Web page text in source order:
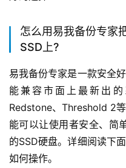
怎么用易我备份专家
SSD上?
易我备份专家是一款安全
能兼容市面上最新出
Redstone、Threshold 2
能可以让使用者安全、简
的SSD硬盘。详细阅读下
如何操作。